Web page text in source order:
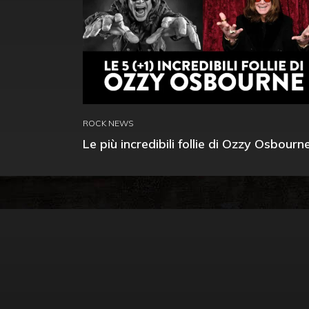
ROCK NEWS
Le più incredibili follie di Ozzy